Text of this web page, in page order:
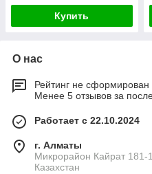
Купить
О нас
Рейтинг не сформирован
Менее 5 отзывов за
Работает с 22.10.2024
г. Алматы
Микрорайон Кайрат 181-
Казахстан